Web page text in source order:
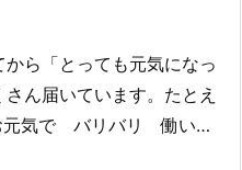
から「とっても元気になっ
ん届いています。たとえ
気で バリバリ 働い…